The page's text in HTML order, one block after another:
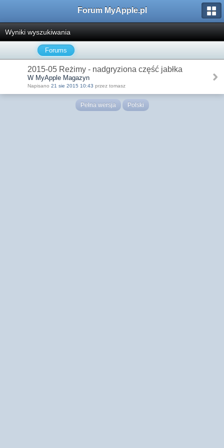
Forum MyApple.pl
Wyniki wyszukiwania
Forums
2015-05 Reżimy - nadgryziona część jabłka
W MyApple Magazyn
Napisano 21 sie 2015 10:43 przez tomasz
Pełna wersja Polski